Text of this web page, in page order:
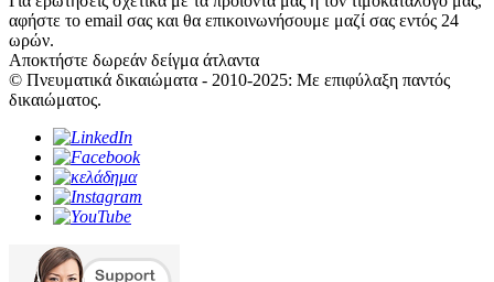
αφήστε το email σας και θα επικοινωνήσουμε μαζί σας εντός 24
ωρών.
Αποκτήστε δωρεάν δείγμα άτλαντα
© Πνευματικά δικαιώματα - 2010-2025: Με επιφύλαξη παντός
δικαιώματος.